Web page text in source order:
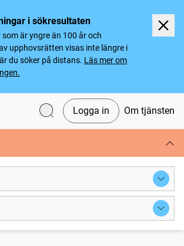
i sökresultaten
är yngre än 100 år och
upphovsrätten visas inte längre i
du söker på distans. Läs mer om
Logga in Om tjänsten